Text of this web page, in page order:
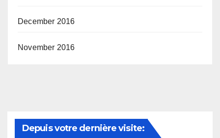
December 2016
November 2016
Depuis votre dernière visite: